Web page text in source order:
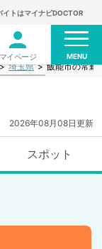
トはマイナビDOCTOR
マイページ MENU
埼玉県 飯能市の常勤
2026年08月08日更新
スポット